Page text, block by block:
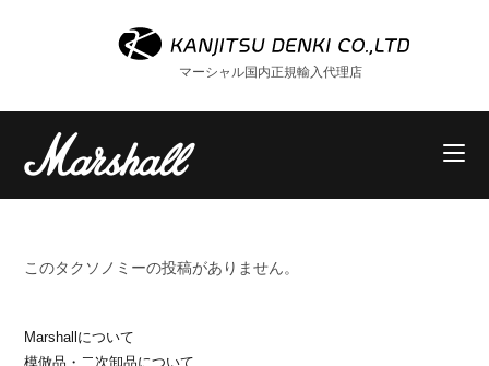
キ
マーシャル国内正規輸入代理店
このタクソノミーの投稿がありません。
Marshallについて
模倣品・二次卸品について